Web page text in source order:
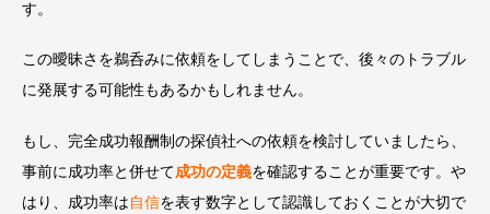
す。
この曖昧さを鵜呑みに依頼をしてしまうことで、後々のトラブル
に発展する可能性もあるかもしれません。
もし、完全成功報酬制の探偵社への依頼を検討していましたら、
事前に成功率と併せて成功の定義を確認することが重要です。や
はり、 成功率は自信を表す数字として認識しておくことが大切で